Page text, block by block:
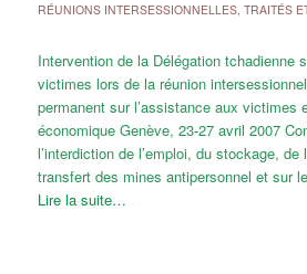
RÉUNIONS INTERSESSIONNELLES, TRAITÉS
Intervention de la Délégation tchadienne
victimes lors de la réunion
permanent sur l’assistance aux victimes
économique Genève, 23-27 avril 2007
l’interdiction de l’emploi, du stockage,
transfert des mines antipersonnel et sur
Lire la suite…